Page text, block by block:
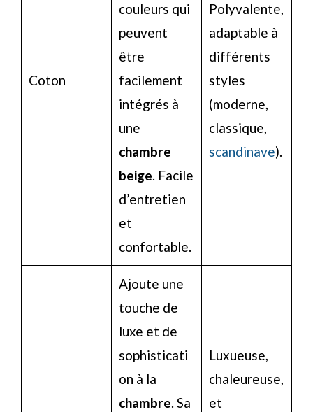
Coton
couleurs qui
peuvent
être
facilement
intégrés à
une
chambre
beige. Facile
d’entretien
et
confortable.
Polyvalente,
adaptable à
différents
styles
(moderne,
classique,
scandinave).
Ajoute une
touche de
luxe et de
sophisticati
on à la
chambre. Sa
Luxueuse,
chaleureuse,
et